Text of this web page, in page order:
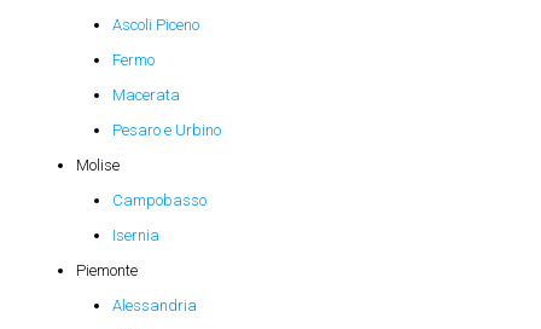
Ascoli Piceno
Fermo
Macerata
Pesaro e Urbino
Molise
Campobasso
Isernia
Piemonte
Alessandria